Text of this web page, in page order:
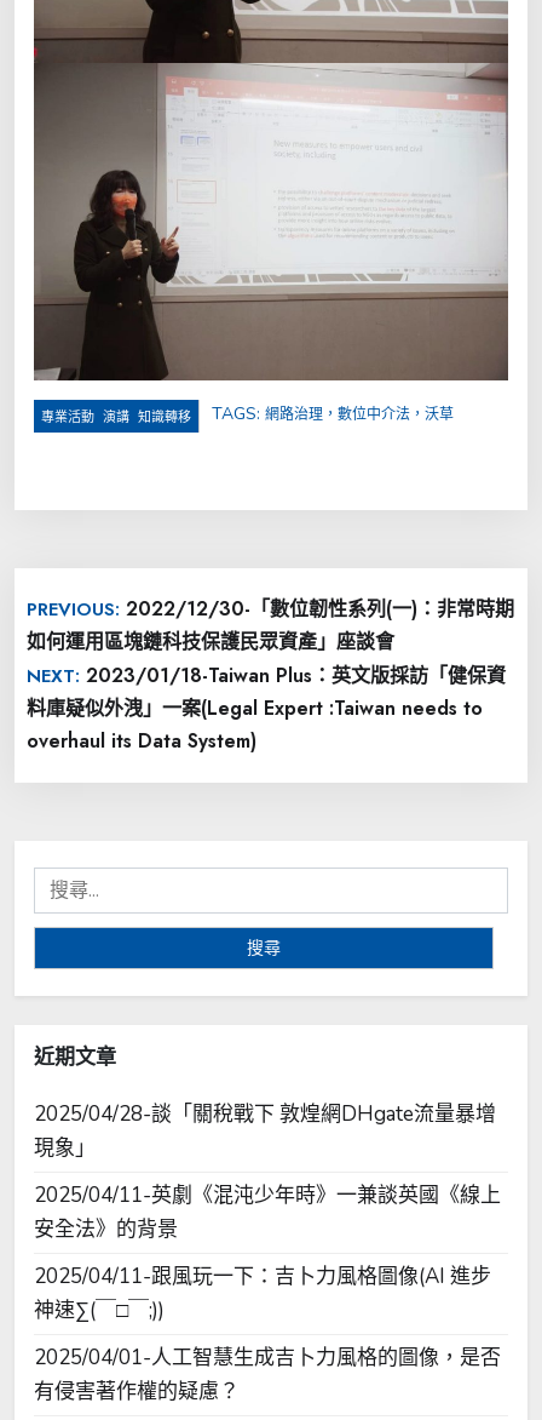
專業活動 演講 知識轉移 TAGS: 網路治理，數位中介法，沃草
章
導
覽
PREVIOUS: 2022/12/30-「數位韌性系列(一)：非常時期
如何運用區塊鏈科技保護民眾資產」座談會
NEXT: 2023/01/18-Taiwan Plus：英文版採訪「健保資
料庫疑似外洩」一案(Legal Expert :Taiwan needs to
overhaul its Data System)
搜
尋
近期文章
2025/04/28-談「關稅戰下 敦煌網DHgate流量暴增
現象」
2025/04/11-英劇《混沌少年時》一兼談英國《線上
安全法》的背景
2025/04/11-跟風玩一下：吉卜力風格圖像(AI 進步
神速∑(￣□￣;))
2025/04/01-人工智慧生成吉卜力風格的圖像，是否
有侵害著作權的疑慮？